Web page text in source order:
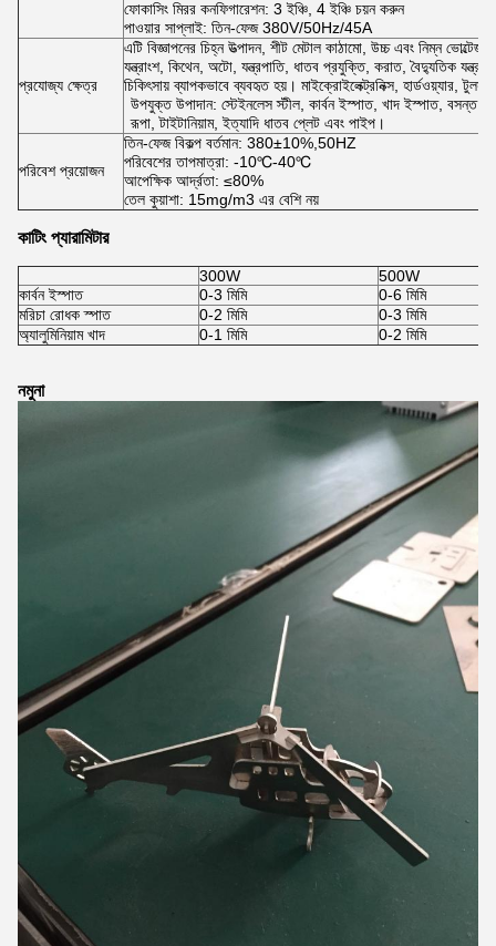
ফোকাসিং মিরর কনফিগারেশন: 3 ইঞ্চি, 4 ইঞ্চি চয়ন করুন
পাওয়ার সাপ্লাই: তিন-ফেজ 380V/50Hz/45A
প্রযোজ্য ক্ষেত্র
এটি বিজ্ঞাপনের চিহ্ন উত্পাদন, শীট মেটাল কাঠামো, উচ্চ এবং নিম্ন ভোল্টেজ
যন্ত্রাংশ, কিথেন, অটো, যন্ত্রপাতি, ধাতব প্রযুক্তি, করাত, বৈদ্যুতিক
চিকিৎসায় ব্যাপকভাবে ব্যবহৃত হয়। মাইক্রোইলেক্ট্রনিক্স, হার্ডওয়্যার, টুলস,
উপযুক্ত উপাদান: স্টেইনলেস স্টীল, কার্বন ইস্পাত, খাদ ইস্পাত, বসন্ত
রূপা, টাইটানিয়াম, ইত্যাদি ধাতব প্লেট এবং পাইপ।
পরিবেশ প্রয়োজন
তিন-ফেজ বিকল্প বর্তমান: 380±10%,50HZ
পরিবেশের তাপমাত্রা: -10℃-40℃
আপেক্ষিক আর্দ্রতা: ≤80%
তেল কুয়াশা: 15mg/m3 এর বেশি নয়
কাটিং প্যারামিটার
300W
500W
কার্বন ইস্পাত
0-3 মিমি
0-6 মিমি
মরিচা রোধক স্পাত
0-2 মিমি
0-3 মিমি
অ্যালুমিনিয়াম খাদ
0-1 মিমি 0-2 মিমি
নমুনা